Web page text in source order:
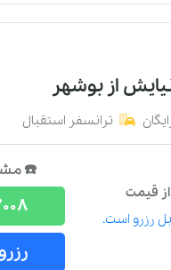
از بوشهر
ترانسفر استقبال
قیمت
رزرو است.
☎️